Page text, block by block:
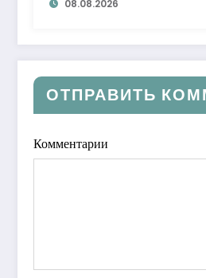
08.08.2026
ОТПРАВИТЬ
Комментарии